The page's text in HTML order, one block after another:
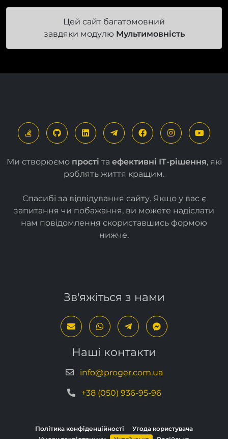
Цей сайт багатомовний
завдяки модулю Мультимовність
Ми створюємо прості та ефективні ІТ-рішення, які
роблять життя кращим.
Спасибі за відвідування сайту. Якщо у вас є
запитання чи побажання, ви можете надіслати
нам повідомлення скориставшись формою
нижче.
Зв'яжіться з нами
Наші контакти
info@proger.com.ua
+38 (050) 936-95-96
Політика конфіденційності
Угода користувача